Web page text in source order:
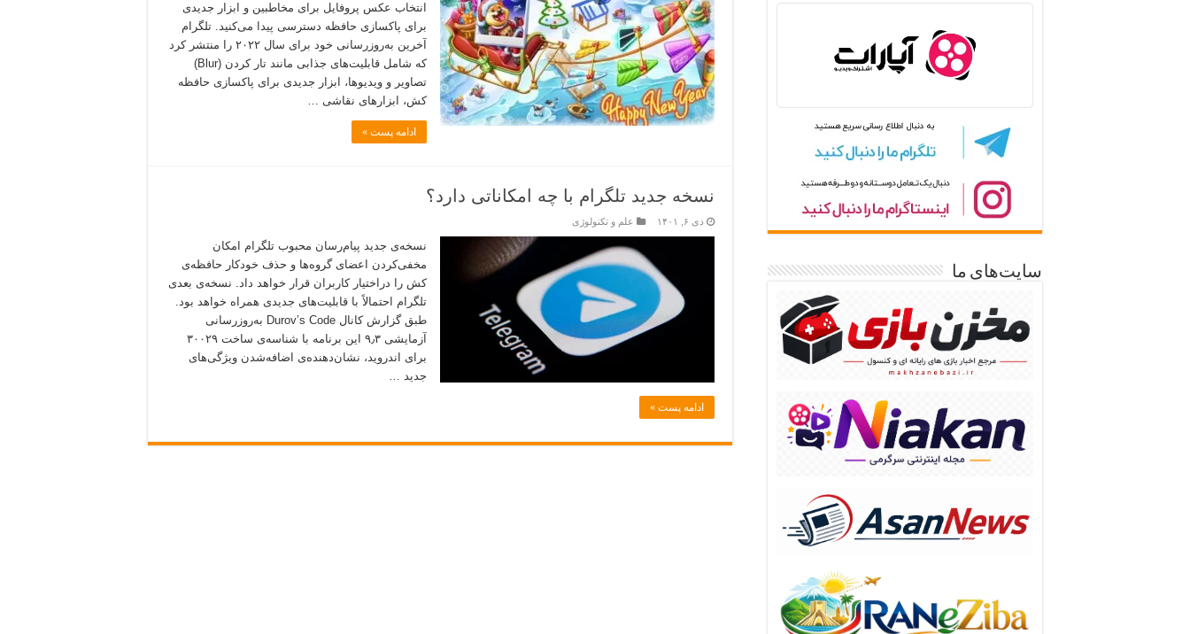
انتخاب عکس پروفایل برای مخاطبین و ابزار جدیدی
برای پاکسازی حافظه دسترسی پیدا می‌کنید. تلگرام
آخرین به‌روزرسانی خود برای سال ۲۰۲۲ را منتشر کرد
که شامل قابلیت‌های جذابی مانند تار کردن (Blur)
تصاویر و ویدیوها، ابزار جدیدی برای پاکسازی حافظه
کش، ابزارهای نقاشی …
ادامه پست »
نسخه جدید تلگرام با چه امکاناتی دارد؟
دی ۶, ۱۴۰۱ علم و تکنولوژی
نسخه‌ی جدید پیام‌رسان محبوب تلگرام امکان
مخفی‌کردن اعضای گروه‌ها و حذف خودکار حافظه‌ی
کش را دراختیار کاربران قرار خواهد داد. نسخه‌ی بعدی
تلگرام احتمالاً با قابلیت‌های جدیدی همراه خواهد بود.
طبق گزارش کانال Durov’s Code به‌روزرسانی
آزمایشی ۹٫۳ این برنامه با شناسه‌ی ساخت ۳۰۰۲۹
برای اندروید، نشان‌دهنده‌ی اضافه‌شدن ویژگی‌های
جدید …
ادامه پست »
سایت‌های ما